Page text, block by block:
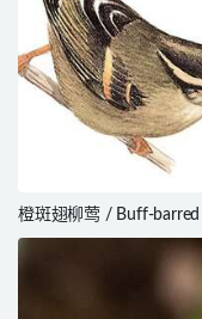
橙斑翅柳莺 / Buff-barred
/ Phylloscopus pulcher